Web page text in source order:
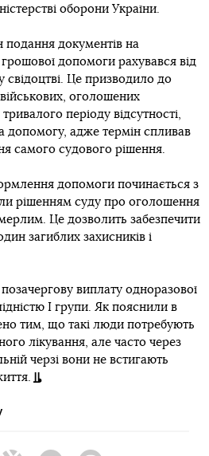
оборони України.
подання документів на
допомоги рахувався від
свідоцтві. Це призводило до
оголошених
періоду відсутності,
допомогу, адже термін спливав
самого судового рішення.
допомоги починається з
рішенням суду про оголошення
Це дозволить забезпечити
загиблих захисників і
виплату одноразової
І групи. Як пояснили в
тим, що такі люди потребують
лікування, але часто через
черзі вони не встигають